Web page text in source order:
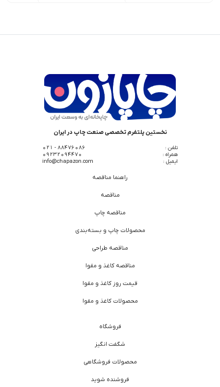
نخستین پلتفرم تخصصی صنعت چاپ در ایران
تلفن :
88476086 - 021
همراه :
09232094470
ایمیل :
info@chapazon.com
راهنما مناقصه
مناقصه
مناقصه چاپ
محصولات چاپ و بسته‌بندی
مناقصه طراحی
مناقصه کاغذ و مقوا
قیمت روز کاغذ و مقوا
محصولات کاغذ و مقوا
فروشگاه
شگفت انگیز
محصولات فروشگاهی
فروشنده شوید